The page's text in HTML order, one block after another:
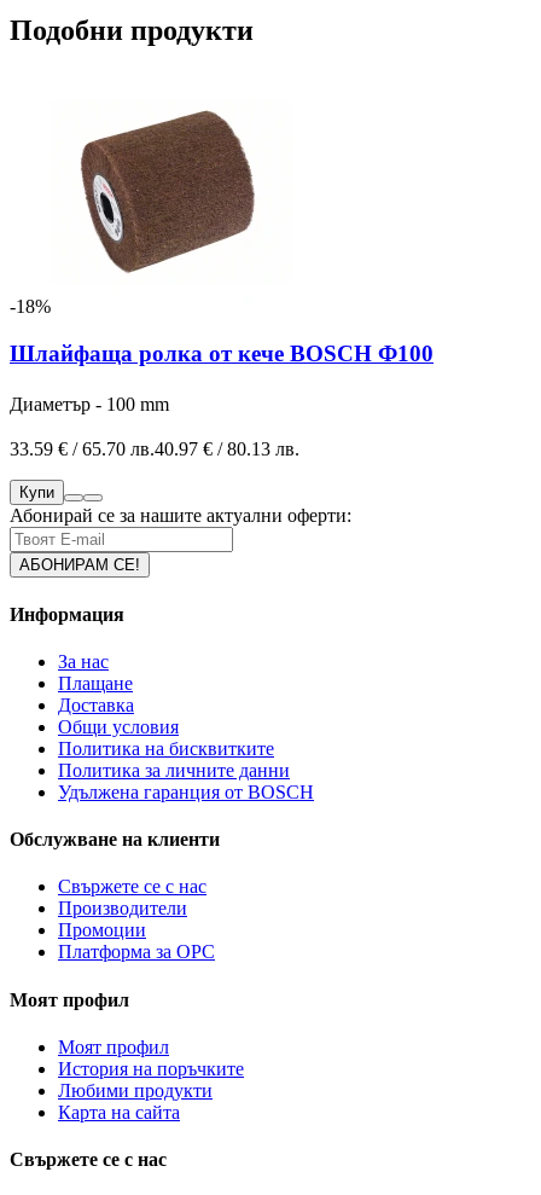
Подобни продукти
-18%
Шлайфаща ролка от кече BOSCH Ф100
Диаметър - 100 mm
33.59 € / 65.70 лв.40.97 € / 80.13 лв.
Купи
Абонирай се за нашите актуални оферти:
Информация
За нас
Плащане
Доставка
Общи условия
Политика на бисквитките
Политика за личните данни
Удължена гаранция от BOSCH
Обслужване на клиенти
Свържете се с нас
Производители
Промоции
Платформа за ОРС
Моят профил
Моят профил
История на поръчките
Любими продукти
Карта на сайта
Свържете се с нас